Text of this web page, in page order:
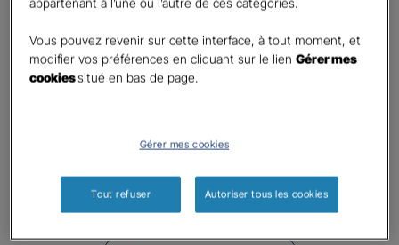
Information données personnelles *
En cochant cette case et en soumettant ce formulaire,
j'accepte que mes données personnelles soient utilisées
Pour connaitre et exercer vos droits, notamment de retrait de votre consentement
appartenant à l’une ou l’autre de ces catégories.
Vous pouvez revenir sur cette interface, à tout moment, et
modifier vos préférences en cliquant sur le lienGérer mes
cookiessitué en bas de page.
Gérer mes cookies
Tout refuser Autoriser tous les cookies